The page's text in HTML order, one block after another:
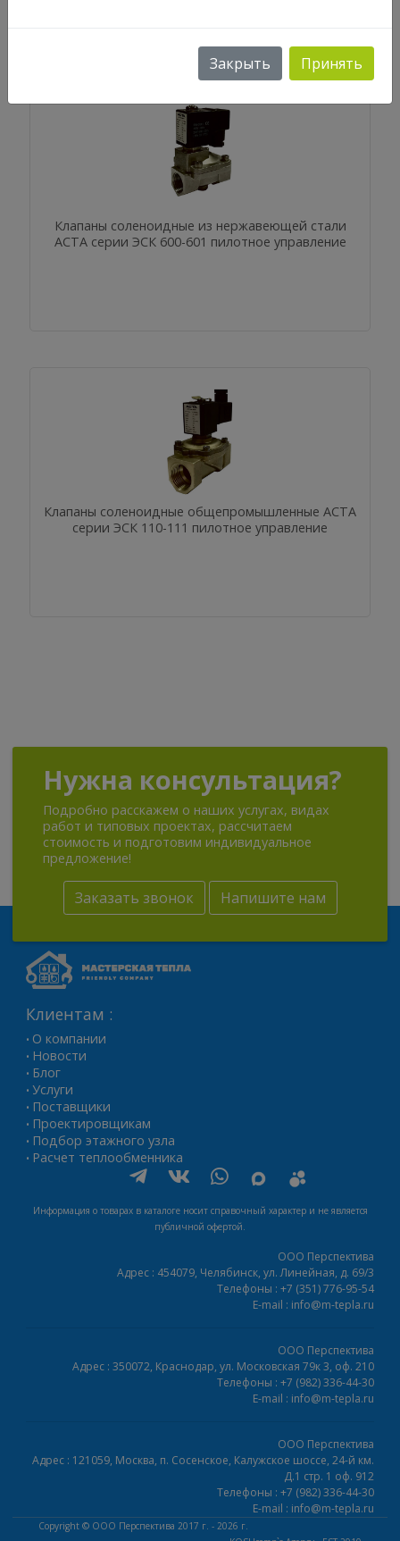
Клапаны соленоидные из нержавеющей стали
АСТА серии ЭСК 600-601 пилотное управление
Клапаны соленоидные общепромышленные АСТА
серии ЭСК 110-111 пилотное управление
Нужна консультация?
Подробно расскажем о наших услугах, видах
работ и типовых проектах, рассчитаем
стоимость и подготовим индивидуальное
предложение!
Заказать звонок Напишите нам
Закрыть Принять
Клиентам :
• О компании
• Новости
• Блог
• Услуги
• Поставщики
• Проектировщикам
• Подбор этажного узла
• Расчет теплообменника
Информация о товарах в каталоге носит справочный характер и не является
публичной офертой.
ООО Перспектива
Адрес : 454079, Челябинск, ул. Линейная, д. 69/3
Телефоны : +7 (351) 776-95-54
E-mail : info@m-tepla.ru
ООО Перспектива
Адрес : 350072, Краснодар, ул. Московская 79к 3, оф. 210
Телефоны : +7 (982) 336-44-30
E-mail : info@m-tepla.ru
ООО Перспектива
Адрес : 121059, Москва, п. Сосенское, Калужское шоссе, 24-й км.
Д.1 стр. 1 оф. 912
Телефоны : +7 (982) 336-44-30
E-mail : info@m-tepla.ru
Copyright © ООО Перспектива 2017 г. - 2026 г.